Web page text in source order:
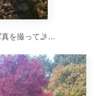
真を撮って🤳…